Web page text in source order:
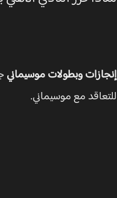
وبطولات موسيماني
مع موسيماني.